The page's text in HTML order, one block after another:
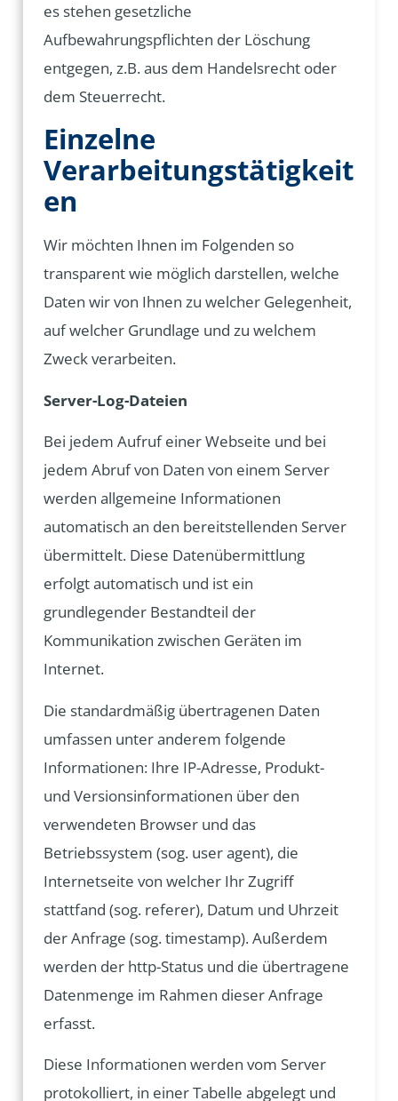
es stehen gesetzliche
Aufbewahrungspflichten der Löschung
entgegen, z.B. aus dem Handelsrecht oder
dem Steuerrecht.
Einzelne
Verarbeitungstätigkeit
en
Wir möchten Ihnen im Folgenden so
transparent wie möglich darstellen, welche
Daten wir von Ihnen zu welcher Gelegenheit,
auf welcher Grundlage und zu welchem
Zweck verarbeiten.
Server-Log-Dateien
Bei jedem Aufruf einer Webseite und bei
jedem Abruf von Daten von einem Server
werden allgemeine Informationen
automatisch an den bereitstellenden Server
übermittelt. Diese Datenübermittlung
erfolgt automatisch und ist ein
grundlegender Bestandteil der
Kommunikation zwischen Geräten im
Internet.
Die standardmäßig übertragenen Daten
umfassen unter anderem folgende
Informationen: Ihre IP-Adresse, Produkt-
und Versionsinformationen über den
verwendeten Browser und das
Betriebssystem (sog. user agent), die
Internetseite von welcher Ihr Zugriff
stattfand (sog. referer), Datum und Uhrzeit
der Anfrage (sog. timestamp). Außerdem
werden der http-Status und die übertragene
Datenmenge im Rahmen dieser Anfrage
erfasst.
Diese Informationen werden vom Server
protokolliert, in einer Tabelle abgelegt und